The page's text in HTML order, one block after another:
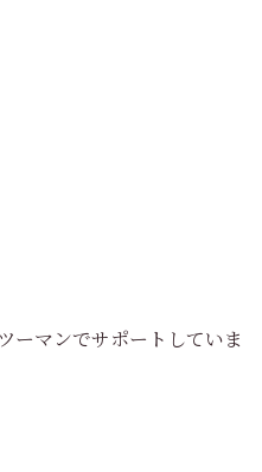
ーマンでサポートしていま